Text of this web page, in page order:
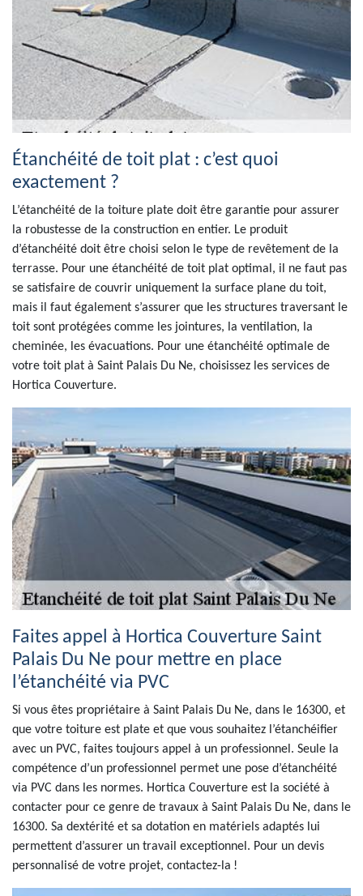
Étanchéité de toit plat : c’est quoi
exactement ?
L’étanchéité de la toiture plate doit être garantie pour assurer
la robustesse de la construction en entier. Le produit
d’étanchéité doit être choisi selon le type de revêtement de la
terrasse. Pour une étanchéité de toit plat optimal, il ne faut pas
se satisfaire de couvrir uniquement la surface plane du toit,
mais il faut également s’assurer que les structures traversant le
toit sont protégées comme les jointures, la ventilation, la
cheminée, les évacuations. Pour une étanchéité optimale de
votre toit plat à Saint Palais Du Ne, choisissez les services de
Hortica Couverture.
Faites appel à Hortica Couverture Saint
Palais Du Ne pour mettre en place
l’étanchéité via PVC
Si vous êtes propriétaire à Saint Palais Du Ne, dans le 16300, et
que votre toiture est plate et que vous souhaitez l’étanchéifier
avec un PVC, faites toujours appel à un professionnel. Seule la
compétence d’un professionnel permet une pose d’étanchéité
via PVC dans les normes. Hortica Couverture est la société à
contacter pour ce genre de travaux à Saint Palais Du Ne, dans le
16300. Sa dextérité et sa dotation en matériels adaptés lui
permettent d’assurer un travail exceptionnel. Pour un devis
personnalisé de votre projet, contactez-la !